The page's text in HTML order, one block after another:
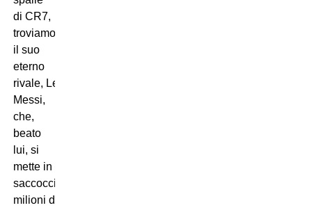
di CR7,
troviamo
il suo
eterno
rivale, Leo
Messi,
che,
beato
lui, si
mette in
saccoccia 12
milioni di